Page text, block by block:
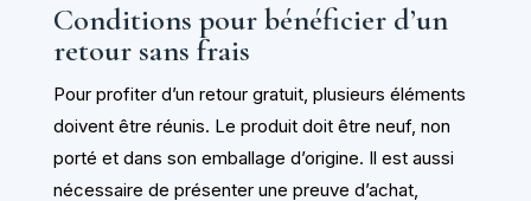
Conditions pour bénéficier d’un
retour sans frais
Pour profiter d’un retour gratuit, plusieurs éléments
doivent être réunis. Le produit doit être neuf, non
porté et dans son emballage d’origine. Il est aussi
nécessaire de présenter une preuve d’achat,